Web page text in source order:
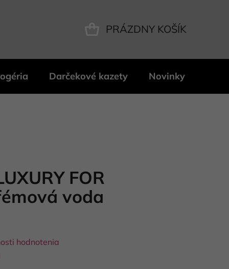
PRÁZDNY KOŠÍK
Darčekové kazety Novinky
FOR
voda
hodnotenia